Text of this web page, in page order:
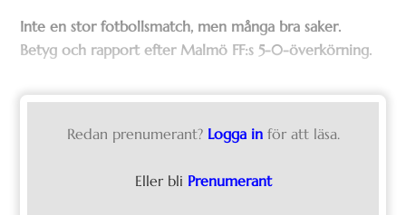
Inte en stor fotbollsmatch, men många bra saker.
Betyg och rapport efter Malmö FF:s 5-0-överkörning.
Redan prenumerant? Logga in för att läsa.
Eller bli Prenumerant